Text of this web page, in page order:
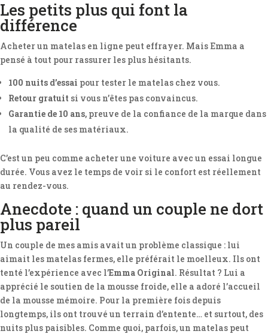
Les petits plus qui font la
différence
Acheter un matelas en ligne peut effrayer. Mais Emma a
pensé à tout pour rassurer les plus hésitants.
100 nuits d’essai pour tester le matelas chez vous.
Retour gratuit si vous n’êtes pas convaincus.
Garantie de 10 ans, preuve de la confiance de la marque dans
la qualité de ses matériaux.
C’est un peu comme acheter une voiture avec un essai longue
durée. Vous avez le temps de voir si le confort est réellement
au rendez-vous.
Anecdote : quand un couple ne dort
plus pareil
Un couple de mes amis avait un problème classique : lui
aimait les matelas fermes, elle préférait le moelleux. Ils ont
tenté l’expérience avec l’Emma Original. Résultat ? Lui a
apprécié le soutien de la mousse froide, elle a adoré l’accueil
de la mousse mémoire. Pour la première fois depuis
longtemps, ils ont trouvé un terrain d’entente… et surtout, des
nuits plus paisibles. Comme quoi, parfois, un matelas peut